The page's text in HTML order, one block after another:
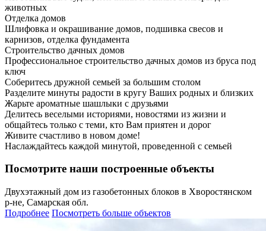
животных
Отделка домов
Шлифовка и окрашивание домов, подшивка свесов и
карнизов, отделка фундамента
Строительство дачных домов
Профессиональное строительство дачных домов из бруса под
ключ
Соберитесь дружной семьей за большим столом
Разделите минуты радости в кругу Ваших родных и близких
Жарьте ароматные шашлыки с друзьями
Делитесь веселыми историями, новостями из жизни и
общайтесь только с теми, кто Вам приятен и дорог
Живите счастливо в новом доме!
Наслаждайтесь каждой минутой, проведенной с семьей
Посмотрите наши построенные объекты
Двухэтажный дом из газобетонных блоков в Хворостянском
р-не, Самарская обл.
Подробнее Посмотреть больше объектов